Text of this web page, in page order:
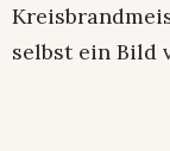
selbst ein Bild